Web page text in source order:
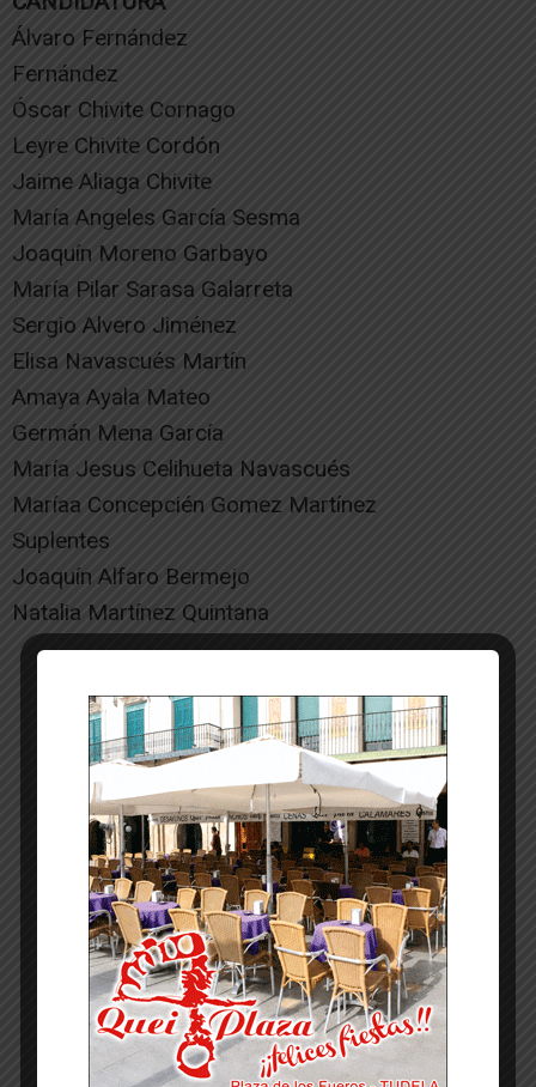
Álvaro Fernández
Fernández
Óscar Chivite Cornago
Leyre Chivite Cordón
Jaime Aliaga Chivite
María Angeles García Sesma
Joaquín Moreno Garbayo
María Pilar Sarasa Galarreta
Sergio Alvero Jiménez
Elisa Navascués Martín
Amaya Ayala Mateo
Germán Mena García
María Jesus Celihueta Navascués
Maríaa Concepcién Gomez Martínez
Suplentes
Joaquín Alfaro Bermejo
Natalia Martínez Quintana